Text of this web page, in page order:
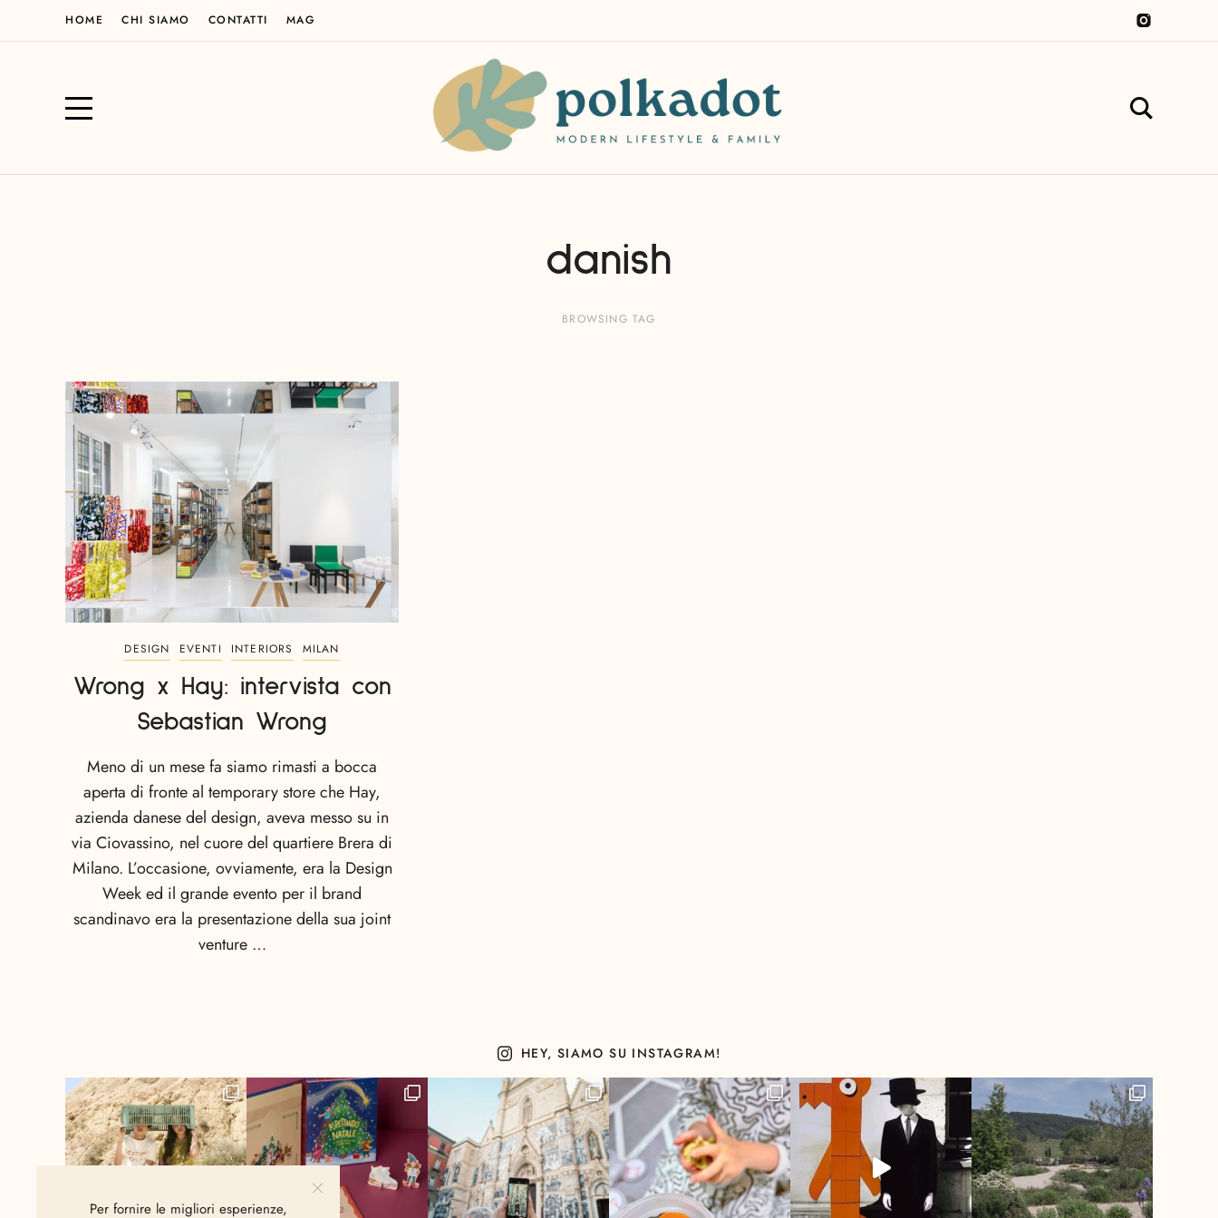
HOME CHI SIAMO CONTATTI MAG
danish
BROWSING TAG
DESIGN EVENTI INTERIORS MILAN
Wrong x Hay: intervista con
Sebastian Wrong
Meno di un mese fa siamo rimasti a bocca
aperta di fronte al temporary store che Hay,
azienda danese del design, aveva messo su in
via Ciovassino, nel cuore del quartiere Brera di
Milano. L’occasione, ovviamente, era la Design
Week ed il grande evento per il brand
scandinavo era la presentazione della sua joint
venture …
HEY, SIAMO SU INSTAGRAM!
Per fornire le migliori esperienze,